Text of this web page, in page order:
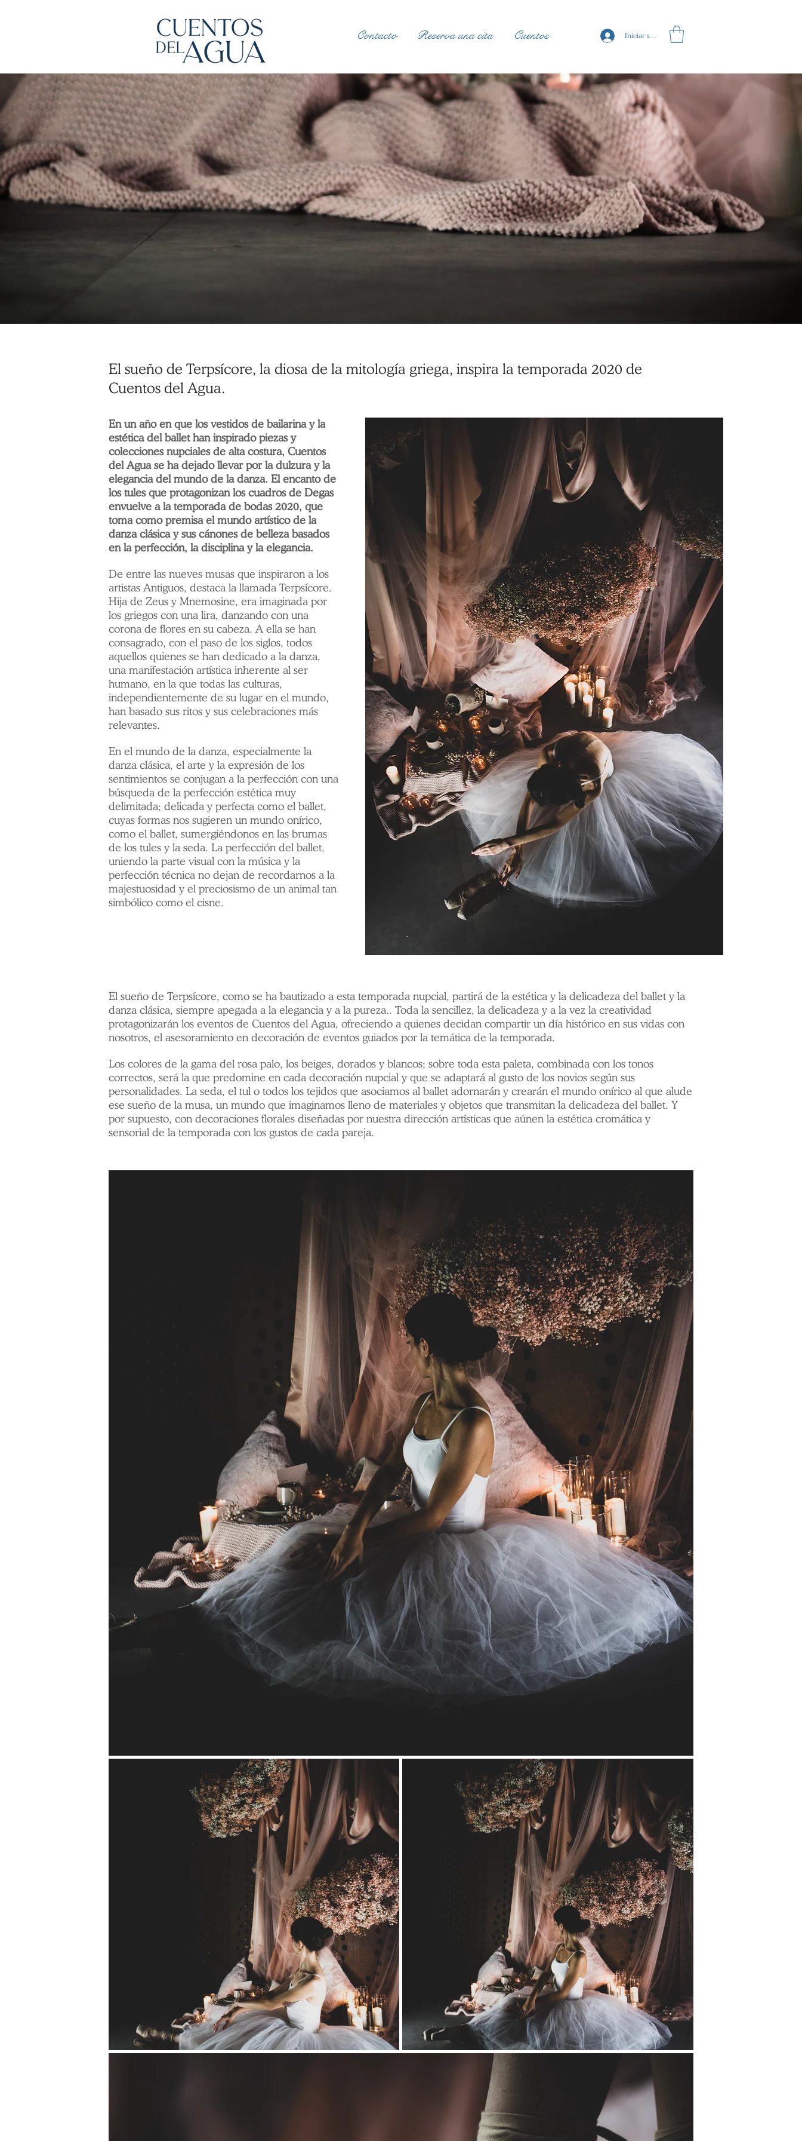
Contacto Reserva una cita Cuentos Iniciar sesión
El sueño de Terpsícore, la diosa de la mitología griega, inspira la temporada 2020 de
Cuentos del Agua.
En un año en que los vestidos de bailarina y la
estética del ballet han inspirado piezas y
colecciones nupciales de alta costura, Cuentos
del Agua se ha dejado llevar por la dulzura y la
elegancia del mundo de la danza. El encanto de
los tules que protagonizan los cuadros de Degas
envuelve a la temporada de bodas 2020, que
toma como premisa el mundo artístico de la
danza clásica y sus cánones de belleza basados
en la perfección, la disciplina y la elegancia.
De entre las nueves musas que inspiraron a los
artistas Antiguos, destaca la llamada Terpsícore.
Hija de Zeus y Mnemosine, era imaginada por
los griegos con una lira, danzando con una
corona de flores en su cabeza. A ella se han
consagrado, con el paso de los siglos, todos
aquellos quienes se han dedicado a la danza,
una manifestación artística inherente al ser
humano, en la que todas las culturas,
independientemente de su lugar en el mundo,
han basado sus ritos y sus celebraciones más
relevantes.
En el mundo de la danza, especialmente la
danza clásica, el arte y la expresión de los
sentimientos se conjugan a la perfección con una
búsqueda de la perfección estética muy
delimitada; delicada y perfecta como el ballet,
cuyas formas nos sugieren un mundo onírico,
como el ballet, sumergiéndonos en las brumas
de los tules y la seda. La perfección del ballet,
uniendo la parte visual con la música y la
perfección técnica no dejan de recordarnos a la
majestuosidad y el preciosismo de un animal tan
simbólico como el cisne.
El sueño de Terpsícore, como se ha bautizado a esta temporada nupcial, partirá de la estética y la delicadeza del ballet y la
danza clásica, siempre apegada a la elegancia y a la pureza.. Toda la sencillez, la delicadeza y a la vez la creatividad
protagonizarán los eventos de Cuentos del Agua, ofreciendo a quienes decidan compartir un día histórico en sus vidas con
nosotros, el asesoramiento en decoración de eventos guiados por la temática de la temporada.
Los colores de la gama del rosa palo, los beiges, dorados y blancos; sobre toda esta paleta, combinada con los tonos
correctos, será la que predomine en cada decoración nupcial y que se adaptará al gusto de los novios según sus
personalidades. La seda, el tul o todos los tejidos que asociamos al ballet adornarán y crearán el mundo onírico al que alude
ese sueño de la musa, un mundo que imaginamos lleno de materiales y objetos que transmitan la delicadeza del ballet. Y
por supuesto, con decoraciones florales diseñadas por nuestra dirección artísticas que aúnen la estética cromática y
sensorial de la temporada con los gustos de cada pareja.